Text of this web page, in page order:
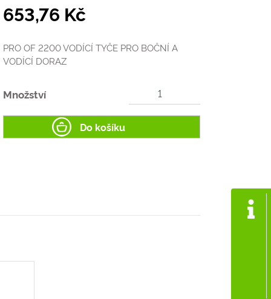
653,76 Kč
PRO OF 2200 VODÍCÍ TYČE PRO BOČNÍ A
VODÍCÍ DORAZ
Množství
Do košíku